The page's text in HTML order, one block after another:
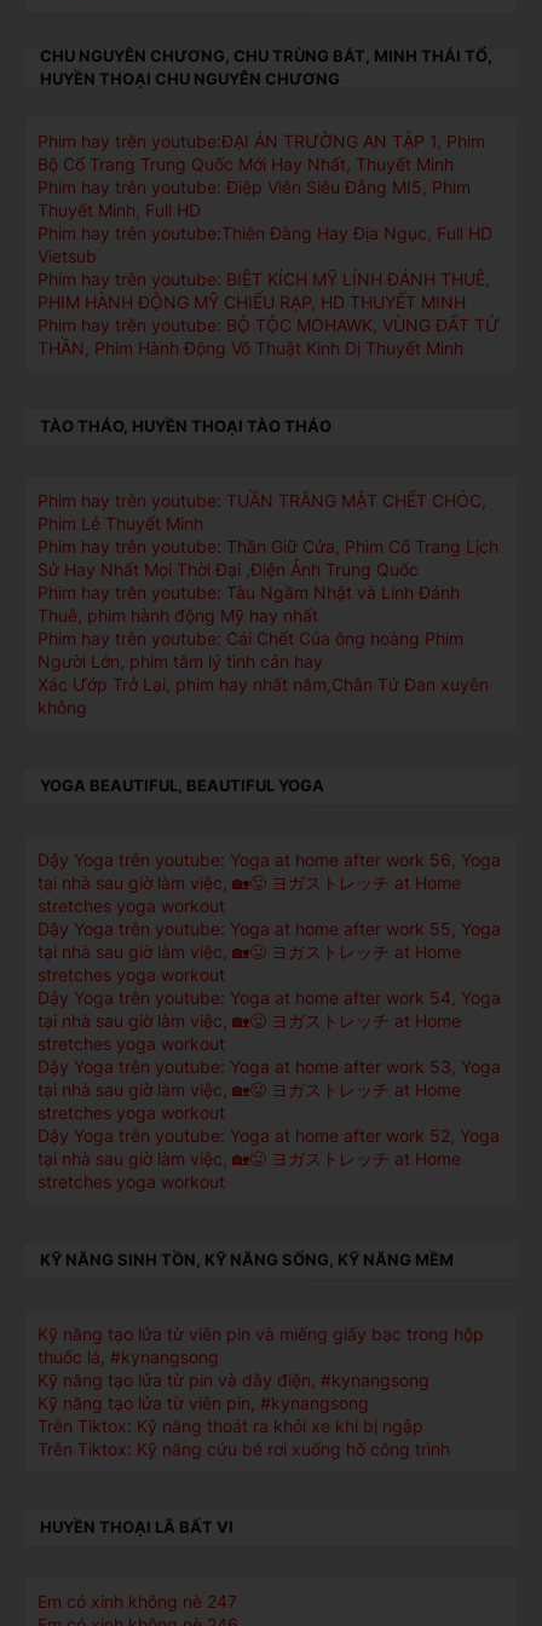
CHU NGUYÊN CHƯƠNG, CHU TRÙNG BÁT, MINH THÁI TỔ,
HUYỀN THOẠI CHU NGUYÊN CHƯƠNG
Phim hay trên youtube:ĐẠI ÁN TRƯỜNG AN TẬP 1, Phim
Bộ Cổ Trang Trung Quốc Mới Hay Nhất, Thuyết Minh
Phim hay trên youtube: Điệp Viên Siêu Đẳng MI5, Phim
Thuyết Minh, Full HD
Phim hay trên youtube:Thiên Đàng Hay Địa Ngục, Full HD
Vietsub
Phim hay trên youtube: BIỆT KÍCH MỸ LÍNH ĐÁNH THUÊ,
PHIM HÀNH ĐỘNG MỸ CHIẾU RẠP, HD THUYẾT MINH
Phim hay trên youtube: BỘ TỘC MOHAWK, VÙNG ĐẤT TỬ
THẦN, Phim Hành Động Võ Thuật Kinh Dị Thuyết Minh
TÀO THÁO, HUYỀN THOẠI TÀO THÁO
Phim hay trên youtube: TUẦN TRĂNG MẬT CHẾT CHÓC,
Phim Lẻ Thuyết Minh
Phim hay trên youtube: Thần Giữ Cửa, Phim Cổ Trang Lịch
Sử Hay Nhất Mọi Thời Đại ,Điện Ảnh Trung Quốc
Phim hay trên youtube: Tàu Ngầm Nhật và Lính Đánh
Thuê, phim hành động Mỹ hay nhất
Phim hay trên youtube: Cái Chết Của ông hoàng Phim
Người Lớn, phim tâm lý tình cản hay
Xác Ướp Trở Lại, phim hay nhất năm,Chân Tử Đan xuyên
không
YOGA BEAUTIFUL, BEAUTIFUL YOGA
Dậy Yoga trên youtube: Yoga at home after work 56, Yoga
tại nhà sau giờ làm việc, 🏡😛 ヨガストレッチ at Home
stretches yoga workout
Dậy Yoga trên youtube: Yoga at home after work 55, Yoga
tại nhà sau giờ làm việc, 🏡😛 ヨガストレッチ at Home
stretches yoga workout
Dậy Yoga trên youtube: Yoga at home after work 54, Yoga
tại nhà sau giờ làm việc, 🏡😛 ヨガストレッチ at Home
stretches yoga workout
Dậy Yoga trên youtube: Yoga at home after work 53, Yoga
tại nhà sau giờ làm việc, 🏡😛 ヨガストレッチ at Home
stretches yoga workout
Dậy Yoga trên youtube: Yoga at home after work 52, Yoga
tại nhà sau giờ làm việc, 🏡😛 ヨガストレッチ at Home
stretches yoga workout
KỸ NĂNG SINH TỒN, KỸ NĂNG SỐNG, KỸ NĂNG MỀM
Kỹ năng tạo lửa từ viên pin và miếng giấy bạc trong hộp
thuốc lá, #kynangsong
Kỹ năng tạo lửa từ pin và dây điện, #kynangsong
Kỹ năng tạo lửa từ viên pin, #kynangsong
Trên Tiktox: Kỹ năng thoát ra khỏi xe khi bị ngập
Trên Tiktox: Kỹ năng cứu bé rơi xuống hố công trình
HUYỀN THOẠI LÃ BẤT VI
Em có xinh không nè 247